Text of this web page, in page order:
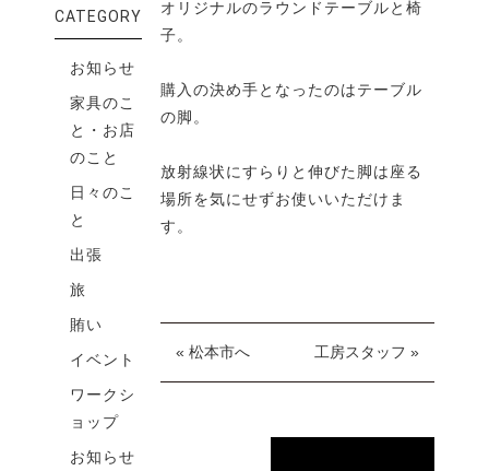
オリジナルのラウンドテーブルと椅
子。
購入の決め手となったのはテーブル
の脚。
放射線状にすらりと伸びた脚は座る
場所を気にせずお使いいただけま
す。
« 松本市へ 工房スタッフ »
CATEGORY
お知らせ
家具のこ
と・お店
のこと
日々のこ
と
出張
旅
賄い
イベント
ワークシ
ョップ
お知らせ